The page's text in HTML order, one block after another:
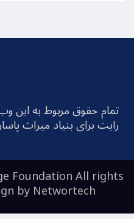
تمام حقوق مربوط به این
رایت برای بنیاد میراث
Foundation All rights
byNetwortech